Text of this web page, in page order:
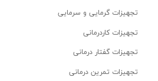
تجهیزات گرمایی و سرمایی
تجهیزات کاردرمانی
تجهیزات گفتار درمانی
تجهیزات تمرین درمانی